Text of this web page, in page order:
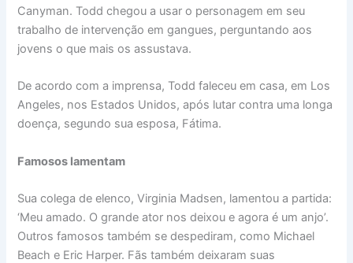
Canyman. Todd chegou a usar o personagem em seu
trabalho de intervenção em gangues, perguntando aos
jovens o que mais os assustava.
De acordo com a imprensa, Todd faleceu em casa, em Los
Angeles, nos Estados Unidos, após lutar contra uma longa
doença, segundo sua esposa, Fátima.
Famosos lamentam
Sua colega de elenco, Virginia Madsen, lamentou a partida:
‘Meu amado. O grande ator nos deixou e agora é um anjo’.
Outros famosos também se despediram, como Michael
Beach e Eric Harper. Fãs também deixaram suas